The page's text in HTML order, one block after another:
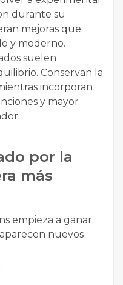
durante su
mejoras que
y moderno.
suelen
Conservan la
incorporan
y mayor
por la
más
empieza a ganar
nuevos